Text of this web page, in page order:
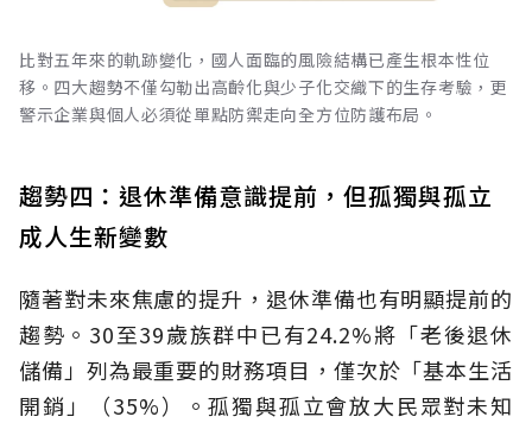
比對五年來的軌跡變化，國人面臨的風險結構已產生根本性位
移。四大趨勢不僅勾勒出高齡化與少子化交織下的生存考驗，更
警示企業與個人必須從單點防禦走向全方位防護布局。
趨勢四：退休準備意識提前，但孤獨與孤立
成人生新變數
隨著對未來焦慮的提升，退休準備也有明顯提前的
趨勢。30至39歲族群中已有24.2%將「老後退休
儲備」列為最重要的財務項目，僅次於「基本生活
開銷」（35%）。孤獨與孤立會放大民眾對未知